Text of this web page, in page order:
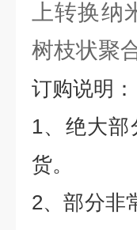
上转换
树枝状聚
订购说明：
1、绝大
货。
2、部分非